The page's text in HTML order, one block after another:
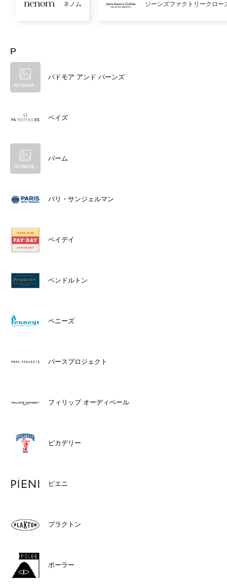
ネノム ジーンズファクトリークロー
P
パドモア アンド バーンズ
ペイズ
パーム
パリ・サンジェルマン
ペイデイ
ペンドルトン
ペニーズ
パースプロジェクト
フィリップ オーディベール
ピカデリー
ピエニ
プラクトン
ポーラー